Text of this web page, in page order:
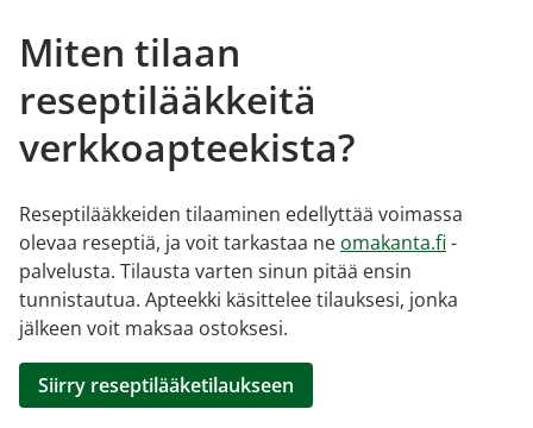
Miten tilaan
reseptilääkkeitä
verkkoapteekista?
Reseptilääkkeiden tilaaminen edellyttää voimassa
olevaa reseptiä, ja voit tarkastaa ne omakanta.fi -
palvelusta. Tilausta varten sinun pitää ensin
tunnistautua. Apteekki käsittelee tilauksesi, jonka
jälkeen voit maksaa ostoksesi.
Siirry reseptilääketilaukseen